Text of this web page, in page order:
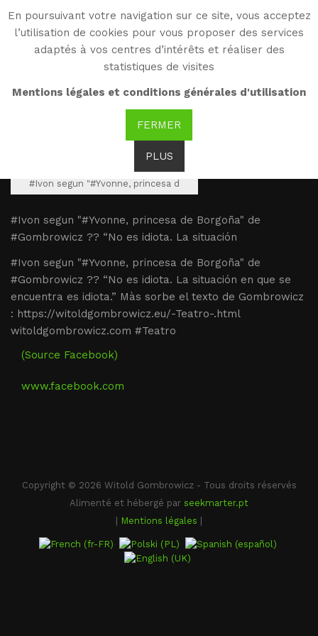
En poursuivant votre navigation sur ce site, vous acceptez
l’utilisation de cookies pour vous proposer des services
adaptés à vos centres d’intérêts et réaliser des
statistiques de visites
Mentions légales et conditions générales d'utilisation
FERMER
PLUS
WG
Witold Gombrowicz
#Ivon segun "#Yvonne,
princesa de Borgoña" de
#Ivon segun "#Yvonne, princesa d
#Ivon segun "#Yvonne, princesa de Borgoña" de
#Gombrowicz ?? “No es idiota. La situación
#Ivon segun "#Yvonne, princesa de Borgoña" de
#Gombrowicz ?? “No es idiota. La situación en que se
encuentra es idiota.” Màs sorbe el texto de Gombrowicz
: https://witoldgombrowicz.eu/-Teatro-.html
witoldgombrowicz.com #Teatro
(Source Facebook)
www.facebook.com
Copyright © 2026 Witold Gombrowicz - Tous droits réservés
Alimenté et hébergé par seekmarter.pt
Mentions légales